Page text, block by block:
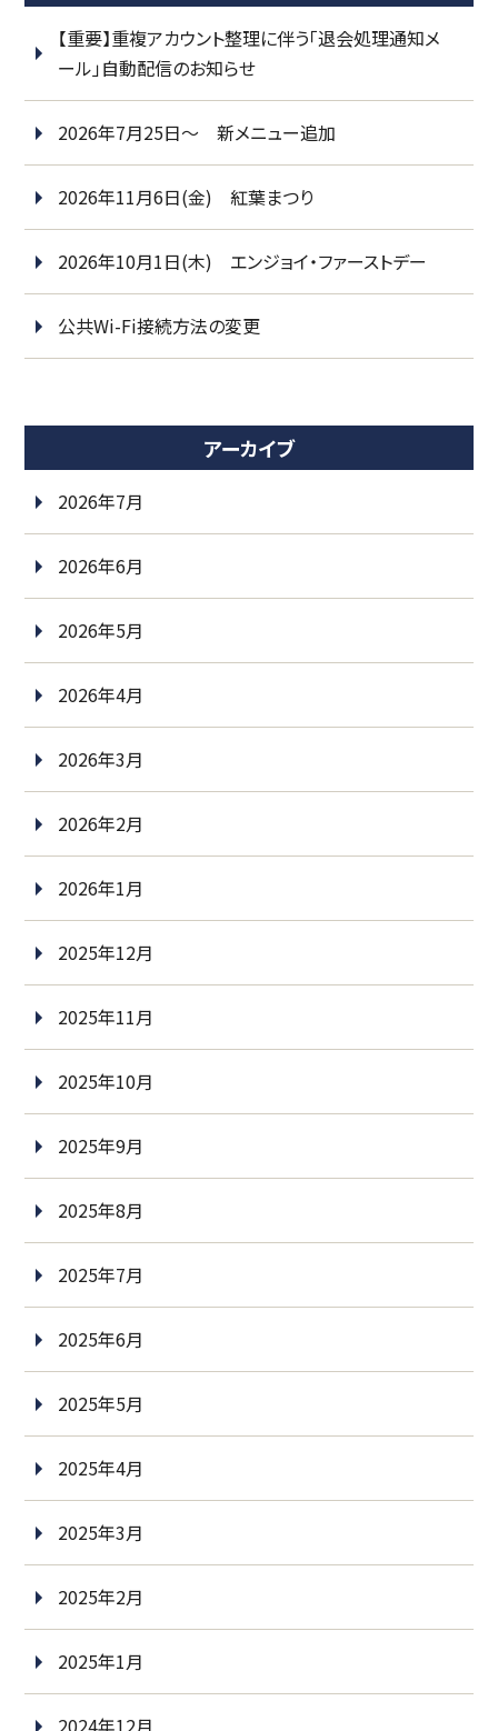
【重要】重複アカウント整理に伴う「退会処理通知メ
ール」自動配信のお知らせ
2026年7月25日～ 新メニュー追加
2026年11月6日(金) 紅葉まつり
2026年10月1日(木) エンジョイ・ファーストデー
公共Wi-Fi接続方法の変更
アーカイブ
2026年7月
2026年6月
2026年5月
2026年4月
2026年3月
2026年2月
2026年1月
2025年12月
2025年11月
2025年10月
2025年9月
2025年8月
2025年7月
2025年6月
2025年5月
2025年4月
2025年3月
2025年2月
2025年1月
2024年12月